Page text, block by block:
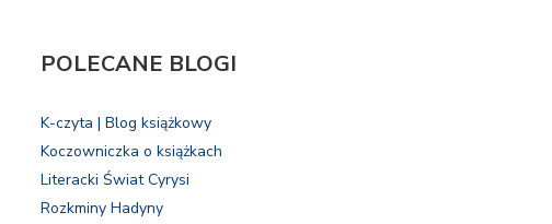
POLECANE BLOGI
K-czyta | Blog książkowy
Koczowniczka o książkach
Literacki Świat Cyrysi
Rozkminy Hadyny